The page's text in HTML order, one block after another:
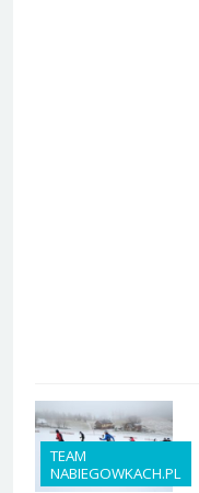
TEAM
NABIEGOWKACH.PL